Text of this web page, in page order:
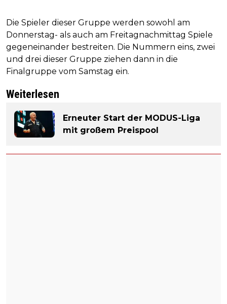
Die Spieler dieser Gruppe werden sowohl am
Donnerstag- als auch am Freitagnachmittag Spiele
gegeneinander bestreiten. Die Nummern eins, zwei
und drei dieser Gruppe ziehen dann in die
Finalgruppe vom Samstag ein.
Weiterlesen
Erneuter Start der MODUS-Liga
mit großem Preispool